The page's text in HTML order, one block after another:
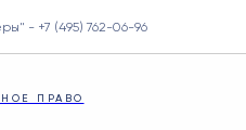
- +7 (495) 762-06-96
ПРАВО